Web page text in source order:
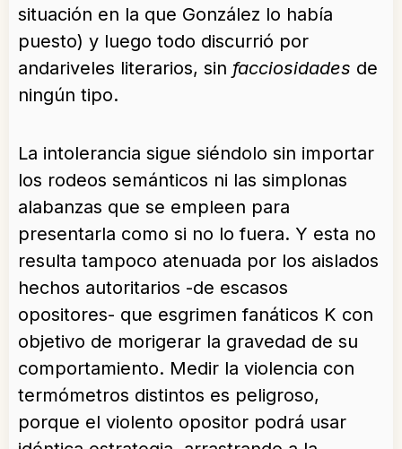
situación en la que González lo había
puesto) y luego todo discurrió por
andariveles literarios, sin facciosidades de
ningún tipo.
La intolerancia sigue siéndolo sin importar
los rodeos semánticos ni las simplonas
alabanzas que se empleen para
presentarla como si no lo fuera. Y esta no
resulta tampoco atenuada por los aislados
hechos autoritarios -de escasos
opositores- que esgrimen fanáticos K con
objetivo de morigerar la gravedad de su
comportamiento. Medir la violencia con
termómetros distintos es peligroso,
porque el violento opositor podrá usar